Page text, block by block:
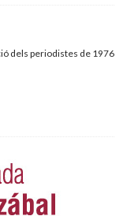
dels periodistes de 1976